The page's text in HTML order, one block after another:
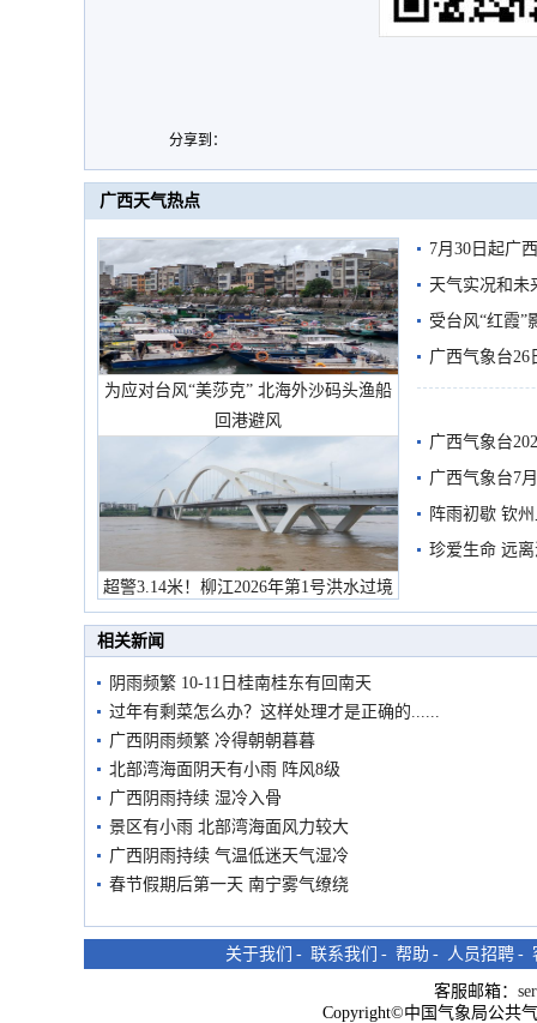
分享到：
广西天气热点
为应对台风“美莎克” 北海外沙码头渔船
回港避风
超警3.14米！柳江2026年第1号洪水过境
市民在堤岸见证汛况
7月30日起广
天气实况和未
受台风“红霞”
有较强降雨
广西气象台26
广西气象台
预警
广西气象台7
阵雨初歇 钦
珍爱生命 远
相关新闻
阴雨频繁 10-11日桂南桂东有回南天
过年有剩菜怎么办？这样处理才是正确的......
广西阴雨频繁 冷得朝朝暮暮
北部湾海面阴天有小雨 阵风8级
广西阴雨持续 湿冷入骨
景区有小雨 北部湾海面风力较大
广西阴雨持续 气温低迷天气湿冷
春节假期后第一天 南宁雾气缭绕
关于我们 - 联系我们 - 帮助 - 人员招聘 -
客服邮箱：
Copyright©中国气象局公共